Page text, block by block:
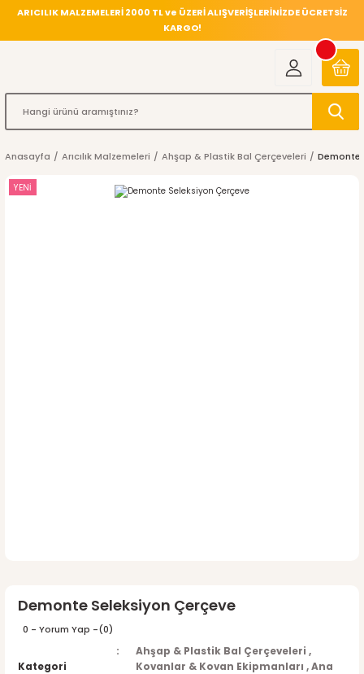
ARICILIK MALZEMELERİ 2000 TL ve ÜZERİ ALIŞVERİŞLERİNİZDE ÜCRETSİZ
KARGO!
Anasayfa Arıcılık Malzemeleri Ahşap & Plastik Bal Çerçeveleri Demonte
YENİ
Demonte Seleksiyon Çerçeve
0 - Yorum Yap -(0)
Kategori
Ahşap & Plastik Bal Çerçeveleri ,
Kovanlar & Kovan Ekipmanları ,Ana